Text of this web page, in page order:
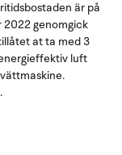
är på
2022 genomgick
at ta med 3
luft